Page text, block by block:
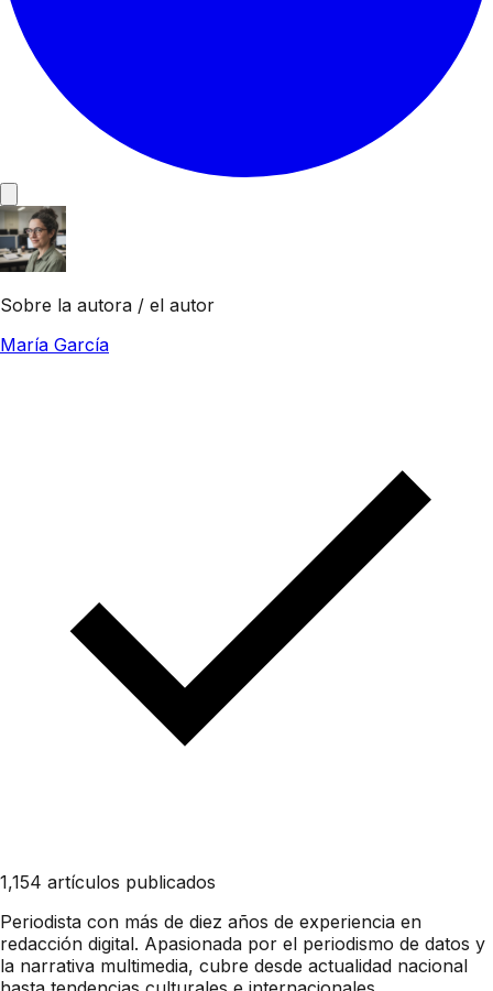
Sobre la autora / el autor
María García
1,154 artículos publicados
Periodista con más de diez años de experiencia en
redacción digital. Apasionada por el periodismo de datos y
la narrativa multimedia, cubre desde actualidad nacional